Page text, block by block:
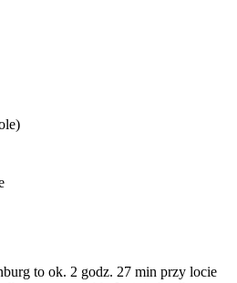
to ok. 2 godz. 27 min przy locie